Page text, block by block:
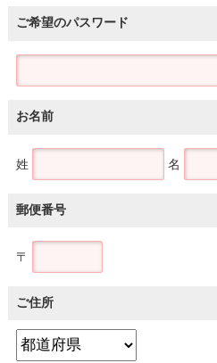
ご希望のパスワード
お名前
姓 名
郵便番号
〒
ご住所